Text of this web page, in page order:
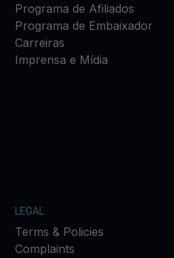
Programa de Afiliados
Programa de Embaixador
Carreiras
Imprensa e Mídia
LEGAL
Terms & Policies
Complaints